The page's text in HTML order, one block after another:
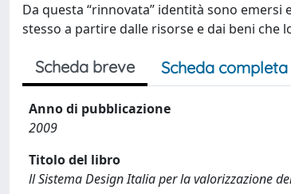
Da questa “rinnovata” identità sono
stesso a partire dalle risorse e dai beni che
Scheda breve Scheda completa
Anno di pubblicazione
2009
Titolo del libro
ll Sistema Design Italia per la valorizzazione